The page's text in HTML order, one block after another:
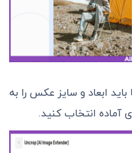
ابعاد و سایز عکس را به
انتخاب کنید.